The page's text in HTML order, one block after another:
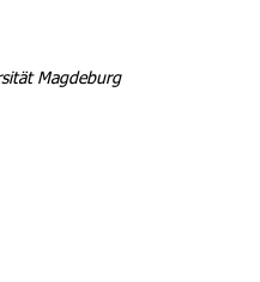
Magdeburg